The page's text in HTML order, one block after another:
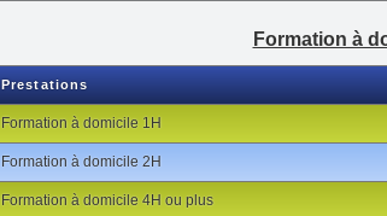
Formation à
Prestations
Formation à domicile 1H
Formation à domicile 2H
Formation à domicile 4H ou plus